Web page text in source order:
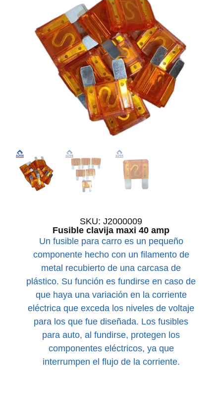
SKU: J2000009
Fusible clavija maxi 40 amp
Un fusible para carro es un pequeño
componente hecho con un filamento de
metal recubierto de una carcasa de
plástico. Su función es fundirse en caso de
que haya una variación en la corriente
eléctrica que exceda los niveles de voltaje
para los que fue diseñada. Los fusibles
para auto, al fundirse, protegen los
componentes eléctricos, ya que
interrumpen el flujo de la corriente.